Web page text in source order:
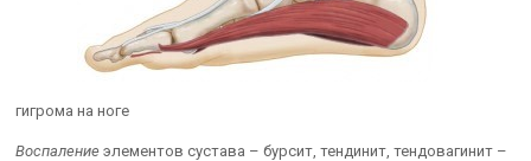
гигрома на ноге
Воспаление элементов сустава – бурсит, тендинит, тендовагинит –